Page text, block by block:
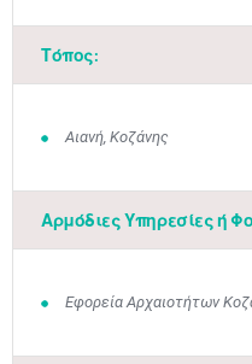
Τόπος:
Αιανή, Κοζάνης
Αρμόδιες Υπηρεσίες ή
Εφορεία Αρχαιοτήτων